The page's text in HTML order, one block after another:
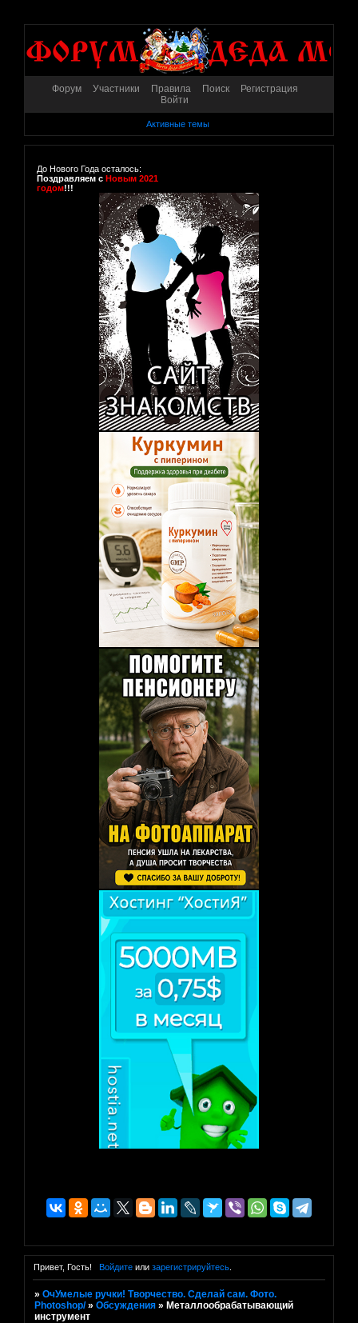
Форум Участники Правила Поиск
Регистрация
Войти
Активные темы
До Нового Года осталось:
Поздравляем с Новым 2021
годом!!!
Привет, Гость! Войдитеили зарегистрируйтесь.
»ОчУмелые ручки! Творчество. Сделай сам. Фото.
Photoshop/ »Обсуждения » Металлообрабатывающий
инструмент